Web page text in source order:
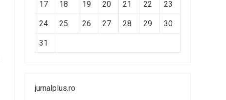
17 18 19 20 21 22 23
24 25 26 27 28 29 30
31
jurnalplus.ro